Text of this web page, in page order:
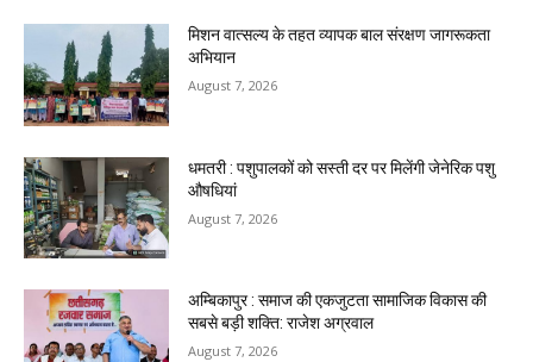
मिशन वात्सल्य के तहत व्यापक बाल संरक्षण जागरूकता
अभियान
August 7, 2026
धमतरी : पशुपालकों को सस्ती दर पर मिलेंगी जेनेरिक पशु
औषधियां
August 7, 2026
अम्बिकापुर : समाज की एकजुटता सामाजिक विकास की
सबसे बड़ी शक्ति: राजेश अग्रवाल
August 7, 2026